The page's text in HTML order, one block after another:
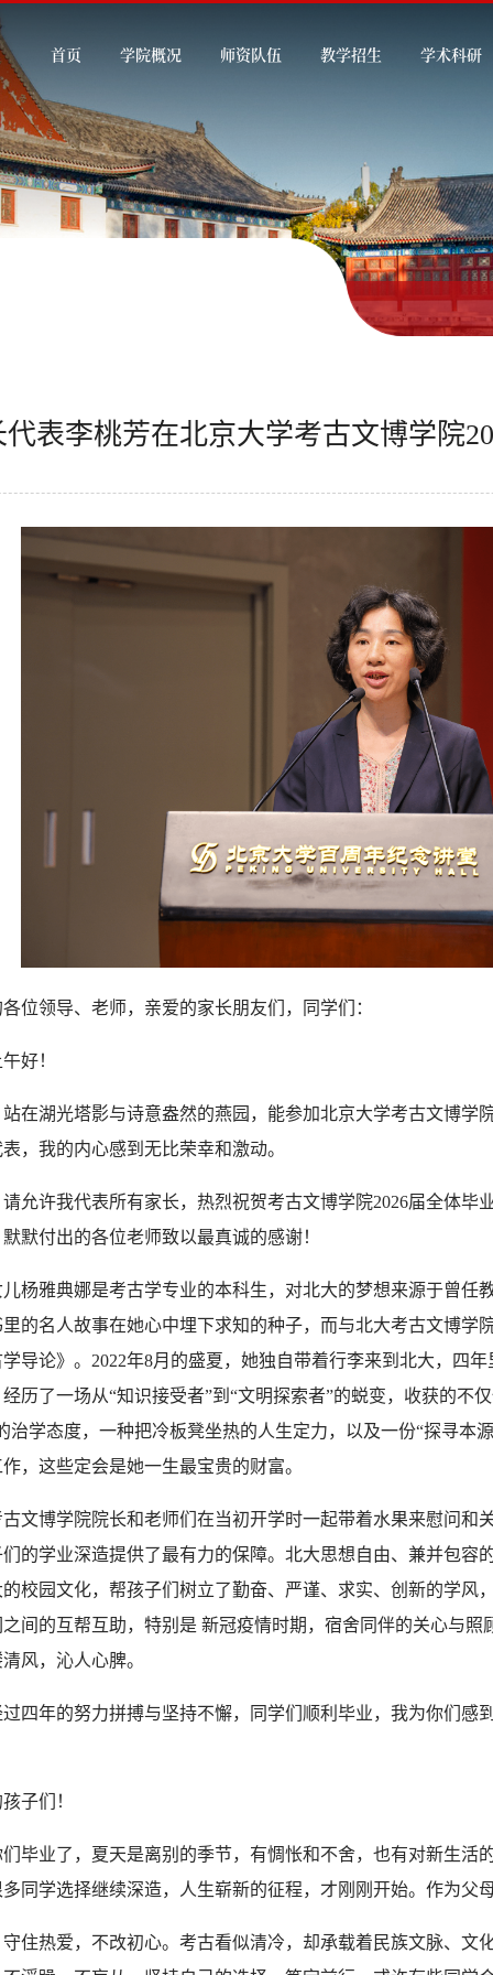
首页 学院概况 师资队伍 教学招生 学术科研
表李桃芳在北京大学考古文博学院
位领导、老师，亲爱的家长朋友们，同学们 ：
好！
在湖光塔影与诗意盎然的燕园，能参加北京大学考古文博学
，我的内心感到无比荣幸和激动。
允许我代表所有家长，热烈祝贺考古文博学院2026届全体毕
默付出的各位老师致以最真诚的感谢！
杨雅典娜是考古学专业的本科生，对北大的梦想来源于曾任
的名人故事在她心中埋下求知的种子，而与北大考古文博学
导论》。2022年8月的盛夏，她独自带着行李来到北大，四
历了一场从“知识接受者”到“文明探索者”的蜕变，收获的不
治学态度，一种把冷板凳坐热的人生定力，以及一份“探寻本
，这些定会是她一生最宝贵的财富。
文博学院院长和老师们在当初开学时一起带着水果来慰问和
的学业深造提供了最有力的保障。北大思想自由、兼并包容
校园文化，帮孩子们树立了勤奋、严谨、求实、创新的学风
间的互帮互助，特别是 新冠疫情时期，宿舍同伴的关心与
风，沁人心脾。
四年的努力拼搏与坚持不懈，同学们顺利毕业，我为你们感
子们！
毕业了，夏天是离别的季节，有惆怅和不舍，也有对新生活
同学选择继续深造，人生崭新的征程，才刚刚开始。作为父
住热爱，不改初心。考古看似清冷，却承载着民族文脉、文